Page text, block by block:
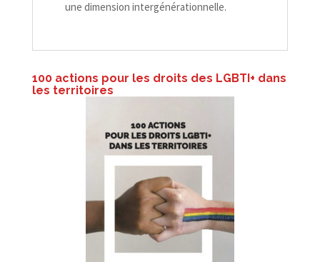
une dimension intergénérationnelle.
100 actions pour les droits des LGBTI+ dans
les territoires